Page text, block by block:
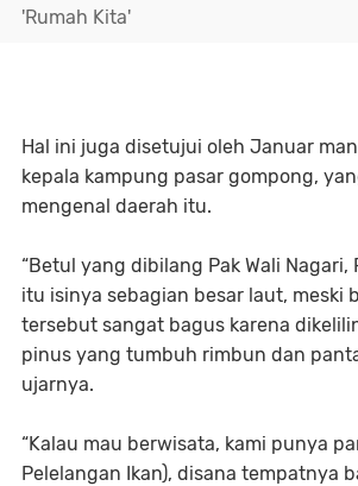
'Rumah Kita'
Hal ini juga disetujui oleh Januar
kepala kampung pasar gompong,
mengenal daerah itu.
“Betul yang dibilang Pak Wali Nagari,
itu isinya sebagian besar laut, meski
tersebut sangat bagus karena
pinus yang tumbuh rimbun dan
ujarnya.
“Kalau mau berwisata, kami punya
Pelelangan Ikan), disana tempatnya